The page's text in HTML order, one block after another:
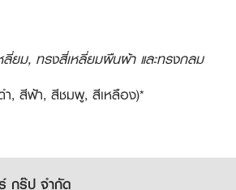
ยม, ทรงสี่เหลี่ยมผืนผ้า และทรงกลม
, สีฟ้า, สีชมพู, สีเหลือง)*
กรุ๊ป จำกัด